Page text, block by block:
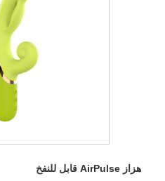
هزاز AirPulse قابل للنفخ